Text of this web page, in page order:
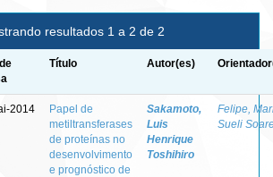
resultados 1 a 2 de 2
Título Autor(es)
2014
Papel de
metiltransferases
de proteínas no
desenvolvimento
e prognóstico de
Sakamoto,
Luis
Henrique
Toshihiro
Felipe,
Sueli